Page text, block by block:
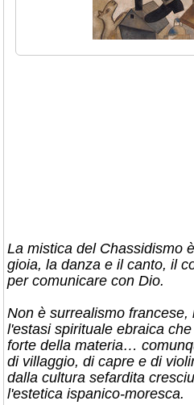
La mistica del Chassidismo
gioia, la danza e il canto, il
per comunicare con Dio.
Non è surrealismo francese,
l'estasi spirituale ebraica
forte della materia…
di villaggio, di capre e di
dalla cultura sefardita
l'estetica ispanico-moresca.